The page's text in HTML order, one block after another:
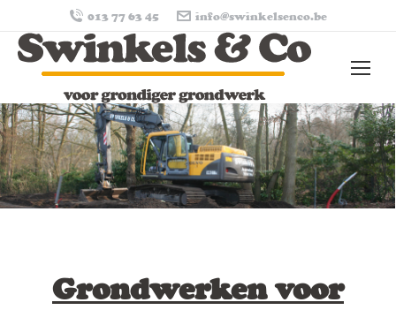
013 77 63 45 info@swinkelsenco.be
Grondwerken voor